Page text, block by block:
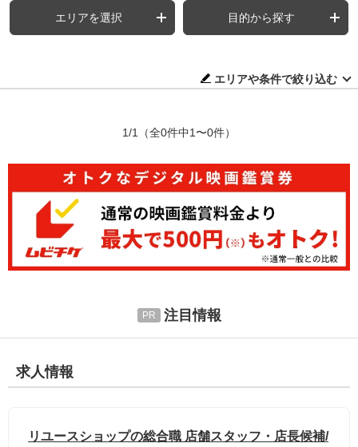
エリアを選択 目的から探す
エリアや条件で絞り込む
1/1 （全0件中1〜0件）
注目情報
求人情報
リユースショップの総合職 店舗スタッフ・店長候補/